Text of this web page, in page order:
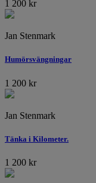
1 200 kr
Jan Stenmark
Humörsvängningar
1 200 kr
Jan Stenmark
Tänka i Kilometer.
1 200 kr